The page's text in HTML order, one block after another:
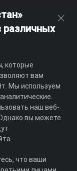
различных
которые
вам
Мы используем
наш веб-
вы можете
что ваши